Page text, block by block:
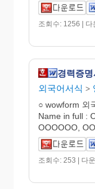
조회수: 1256 | 다
경력증
외국어서식 >
○ wowform 외
Name in full :
OOOOOO,
조회수: 253 | 다